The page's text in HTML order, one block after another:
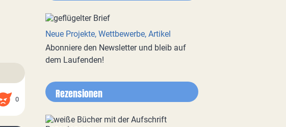
0
Neue Projekte, Wettbewerbe, Artikel
Abonniere den Newsletter und bleib auf
dem Laufenden!
Rezensionen